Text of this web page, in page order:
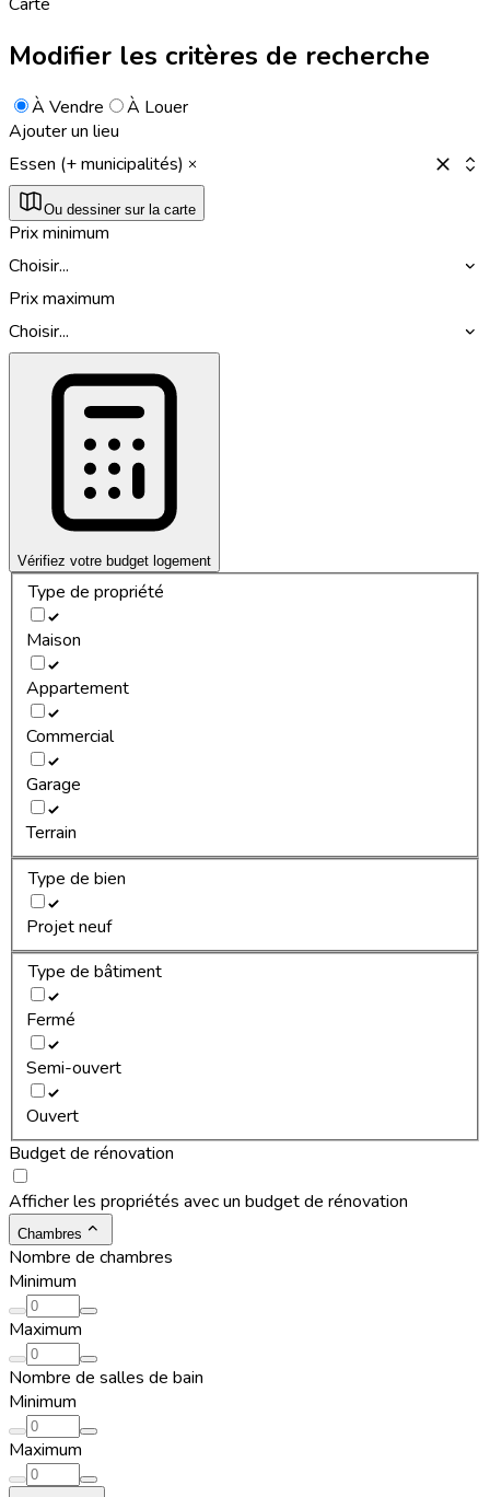
Modifier les critères de recherche
À Vendre
À Louer
Ajouter un lieu
Essen (+ municipalités)
Ou dessiner sur la carte
Prix minimum
Choisir...
Prix maximum
Choisir...
Vérifiez votre budget logement
Type de propriété
Maison
Appartement
Commercial
Garage
Terrain
Type de bien
Projet neuf
Type de bâtiment
Fermé
Semi-ouvert
Ouvert
Budget de rénovation
Afficher les propriétés avec un budget de rénovation
Chambres
Nombre de chambres
Minimum
Maximum
Nombre de salles de bain
Minimum
Maximum